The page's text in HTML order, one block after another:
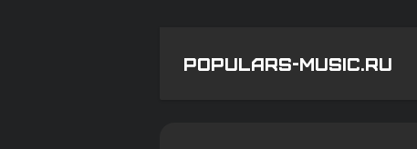
POPULARS-MUSIC.RU